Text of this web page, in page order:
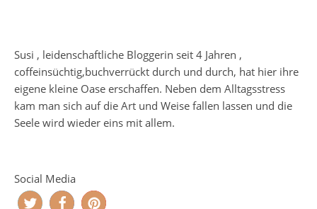
Susi , leidenschaftliche Bloggerin seit 4 Jahren ,
coffeinsüchtig,buchverrückt durch und durch, hat hier ihre
eigene kleine Oase erschaffen. Neben dem Alltagsstress
kam man sich auf die Art und Weise fallen lassen und die
Seele wird wieder eins mit allem.
Social Media